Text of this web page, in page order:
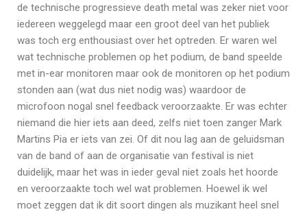
de technische progressieve death metal was zeker niet voor
iedereen weggelegd maar een groot deel van het publiek
was toch erg enthousiast over het optreden. Er waren wel
wat technische problemen op het podium, de band speelde
met in-ear monitoren maar ook de monitoren op het podium
stonden aan (wat dus niet nodig was) waardoor de
microfoon nogal snel feedback veroorzaakte. Er was echter
niemand die hier iets aan deed, zelfs niet toen zanger Mark
Martins Pia er iets van zei. Of dit nou lag aan de geluidsman
van de band of aan de organisatie van festival is niet
duidelijk, maar het was in ieder geval niet zoals het hoorde
en veroorzaakte toch wel wat problemen. Hoewel ik wel
moet zeggen dat ik dit soort dingen als muzikant heel snel